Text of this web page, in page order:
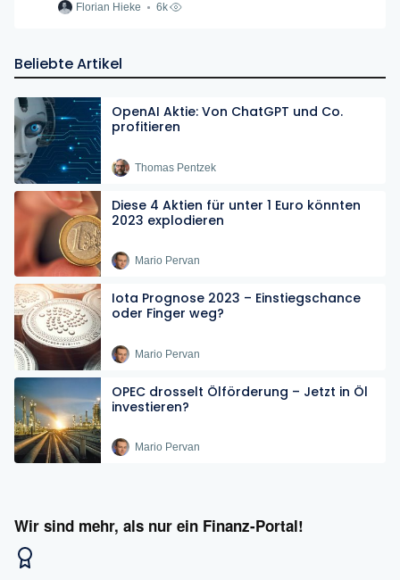
Florian Hieke 6k
Beliebte Artikel
OpenAI Aktie: Von ChatGPT und Co.
profitieren
Thomas Pentzek
Diese 4 Aktien für unter 1 Euro könnten
2023 explodieren
Mario Pervan
Iota Prognose 2023 – Einstiegschance
oder Finger weg?
Mario Pervan
OPEC drosselt Ölförderung – Jetzt in Öl
investieren?
Mario Pervan
Wir sind mehr, als nur ein Finanz-Portal!